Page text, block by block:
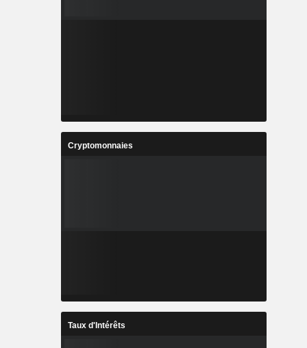
Cryptomonnaies
Taux d'Intérêts